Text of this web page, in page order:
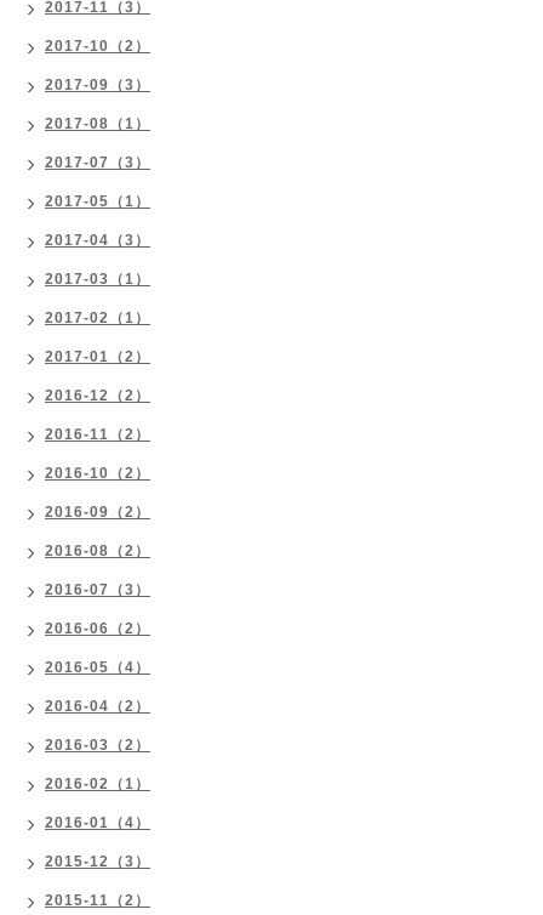
2017-11（3）
2017-10（2）
2017-09（3）
2017-08（1）
2017-07（3）
2017-05（1）
2017-04（3）
2017-03（1）
2017-02（1）
2017-01（2）
2016-12（2）
2016-11（2）
2016-10（2）
2016-09（2）
2016-08（2）
2016-07（3）
2016-06（2）
2016-05（4）
2016-04（2）
2016-03（2）
2016-02（1）
2016-01（4）
2015-12（3）
2015-11（2）